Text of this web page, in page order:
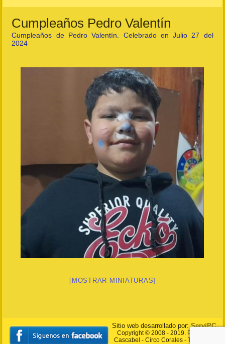
Cumpleaños Pedro Valentín
Cumpleaños de Pedro Valentín. Celebrado en Julio 27 del
2024
[MOSTRAR MINIATURAS]
Sitio web desarrollado por:ServiPC
Copyright © 2008 - 2019. Payasito
Cascabel - Circo Corales - Todos los